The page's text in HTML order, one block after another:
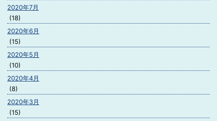
2020年7月
(18)
2020年6月
(15)
2020年5月
(10)
2020年4月
(8)
2020年3月
(15)